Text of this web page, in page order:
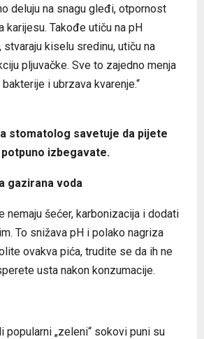
deluju na snagu gleđi, otpornost
Takođe utiču na pH
kiselu sredinu, utiču na
pljuvačke. Sve to zajedno menja
i ubrzava kvarenje.“
stomatolog savetuje da pijete
izbegavate.
gazirana voda
nemaju šećer, karbonizacija i dodati
To snižava pH i polako nagriza
ovakva pića, trudite se da ih ne
usta nakon konzumacije.
popularni „zeleni“ sokovi puni su